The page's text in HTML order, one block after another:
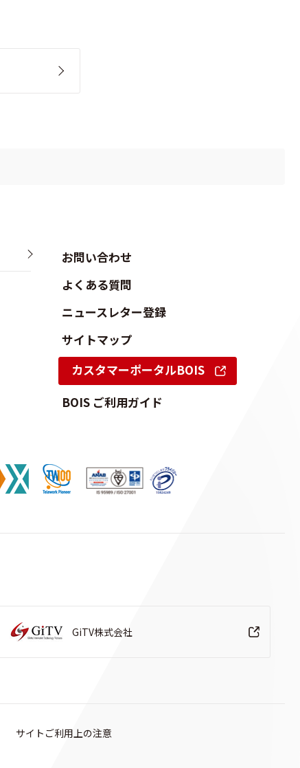
お問い合わせ
よくある質問
ニュースレター登録
サイトマップ
カスタマーポータルBOIS
BOIS ご利用ガイド
GiTV株式会社
サイトご利用上の注意